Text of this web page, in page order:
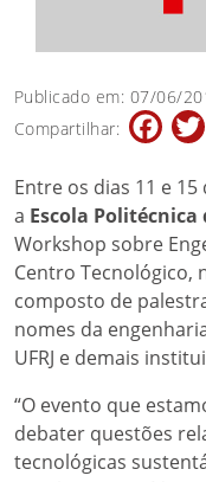
Publicado em: 07/06/
Compartilhar:
Entre os dias 11 e
a Escola Politécnica
Workshop sobre
Centro Tecnológico,
composto de
nomes da
UFRJ e demais
“O evento que
debater questões
tecnológicas